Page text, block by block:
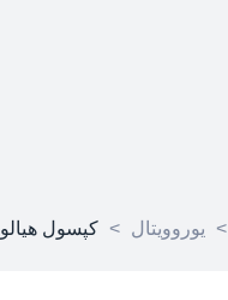
> یوروویتال > کپسول